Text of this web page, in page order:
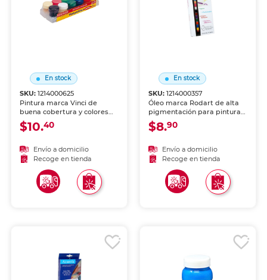
En stock
SKU:1214000625
Pintura marca Vinci de
buena cobertura y colores
intensos para arte,
manualidades y decoración.
$10.40
Envío a domicilio
Recoge en tienda
En stock
SKU: 1214000357
Óleo marca Rodart de alta
pigmentación para pintura
artística. Colores intensos,
secado lento y excelente
madera.
$8.90
Envío a domicilio
Recoge en tienda